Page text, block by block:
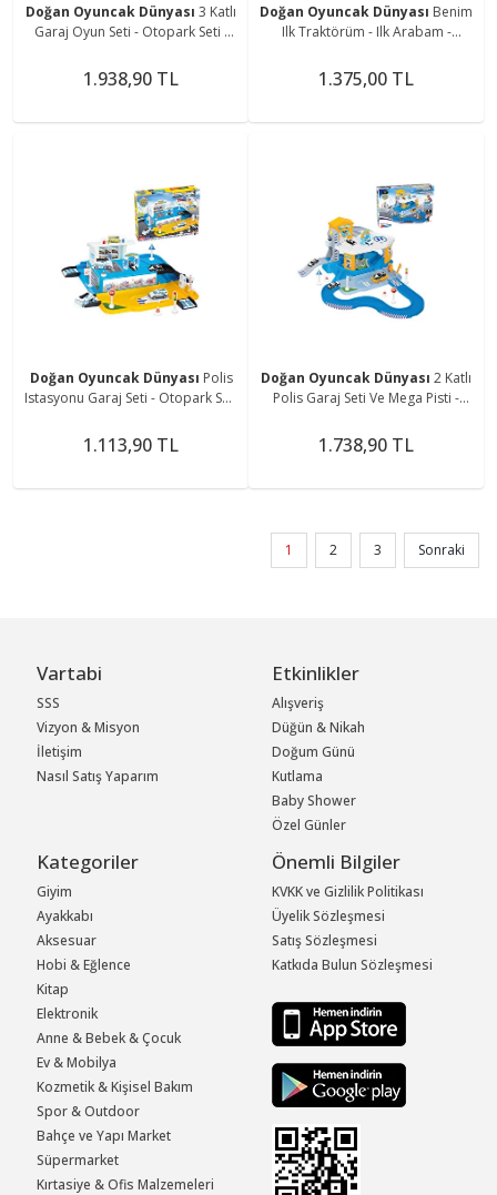
Doğan Oyuncak Dünyası 3 Katlı
Garaj Oyun Seti - Otopark Seti -
Istasyon
1.938,90 TL
Doğan Oyuncak Dünyası Benim
Ilk Traktörüm - Ilk Arabam -
Ilk Adım Arabası
1.375,00 TL
Doğan Oyuncak Dünyası Polis
Istasyonu Garaj Seti - Otopark Seti
Istasyon
1.113,90 TL
Doğan Oyuncak Dünyası 2 Katlı
Polis Garaj Seti Ve Mega Pisti -
Hotwheels Seti - Istasyon
1.738,90 TL
1 2 3 Sonraki
Vartabi
SSS
Vizyon & Misyon
İletişim
Nasıl Satış Yaparım
Etkinlikler
Alışveriş
Düğün & Nikah
Doğum Günü
Kutlama
Baby Shower
Özel Günler
Kategoriler
Giyim
Ayakkabı
Aksesuar
Hobi & Eğlence
Kitap
Elektronik
Anne & Bebek & Çocuk
Ev & Mobilya
Kozmetik & Kişisel Bakım
Spor & Outdoor
Bahçe ve Yapı Market
Süpermarket
Kırtasiye & Ofis Malzemeleri
Önemli Bilgiler
KVKK ve Gizlilik Politikası
Üyelik Sözleşmesi
Satış Sözleşmesi
Katkıda Bulun Sözleşmesi